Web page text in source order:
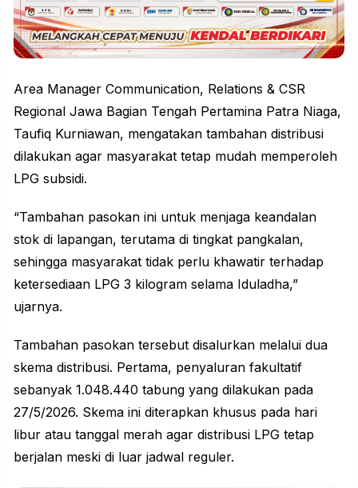
Area Manager Communication, Relations & CSR
Regional Jawa Bagian Tengah Pertamina Patra Niaga,
Taufiq Kurniawan, mengatakan tambahan distribusi
dilakukan agar masyarakat tetap mudah memperoleh
LPG subsidi.
“Tambahan pasokan ini untuk menjaga keandalan
stok di lapangan, terutama di tingkat pangkalan,
sehingga masyarakat tidak perlu khawatir terhadap
ketersediaan LPG 3 kilogram selama Iduladha,”
ujarnya.
Tambahan pasokan tersebut disalurkan melalui dua
skema distribusi. Pertama, penyaluran fakultatif
sebanyak 1.048.440 tabung yang dilakukan pada
27/5/2026. Skema ini diterapkan khusus pada hari
libur atau tanggal merah agar distribusi LPG tetap
berjalan meski di luar jadwal reguler.